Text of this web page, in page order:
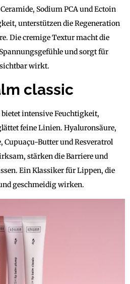
Sodium PCA und Ectoin
unterstützen die Regeneration
Die cremige Textur macht die
und sorgt für
wirkt.
classic
bietet intensive Feuchtigkeit,
feine Linien. Hyaluronsäure,
Cupuaçu-Butter und Resveratrol
stärken die Barriere und
Ein Klassiker für Lippen, die
geschmeidig wirken.